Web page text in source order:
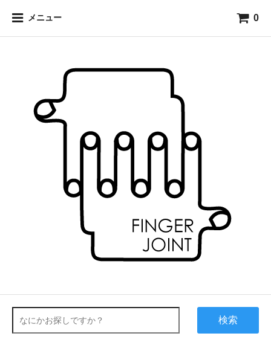
メニュー 0
検索